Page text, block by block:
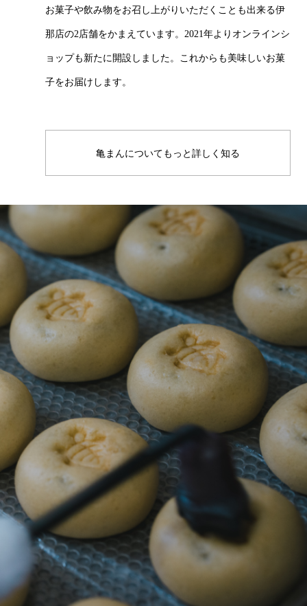
お菓子や飲み物をお召し上がりいただくことも出来る伊
那店の2店舗をかまえています。2021年よりオンラインシ
ョップも新たに開設しました。これからも美味しいお菓
子をお届けします。
亀まんについてもっと詳しく知る